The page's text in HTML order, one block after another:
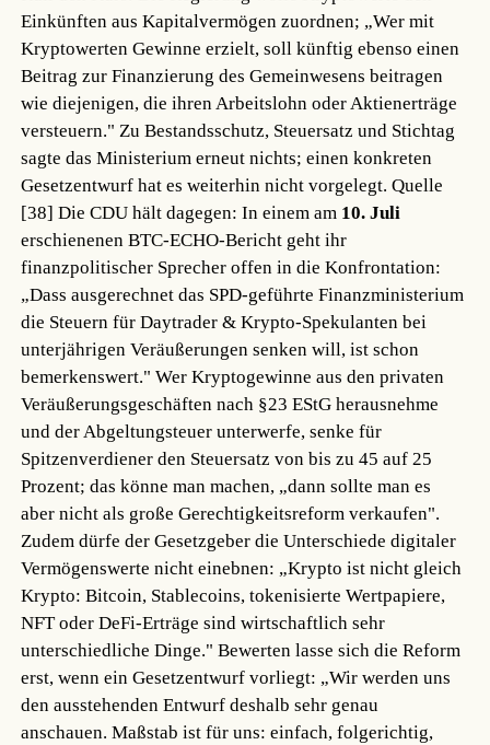
Einkünften aus Kapitalvermögen zuordnen; „Wer mit
Kryptowerten Gewinne erzielt, soll künftig ebenso einen
Beitrag zur Finanzierung des Gemeinwesens beitragen
wie diejenigen, die ihren Arbeitslohn oder Aktienerträge
versteuern." Zu Bestandsschutz, Steuersatz und Stichtag
sagte das Ministerium erneut nichts; einen konkreten
Gesetzentwurf hat es weiterhin nicht vorgelegt.Quelle
[38] Die CDU hält dagegen: In einem am 10. Juli
erschienenen BTC-ECHO-Bericht geht ihr
finanzpolitischer Sprecher offen in die Konfrontation:
„Dass ausgerechnet das SPD-geführte Finanzministerium
die Steuern für Daytrader & Krypto-Spekulanten bei
unterjährigen Veräußerungen senken will, ist schon
bemerkenswert." Wer Kryptogewinne aus den privaten
Veräußerungsgeschäften nach §23 EStG herausnehme
und der Abgeltungsteuer unterwerfe, senke für
Spitzenverdiener den Steuersatz von bis zu 45 auf 25
Prozent; das könne man machen, „dann sollte man es
aber nicht als große Gerechtigkeitsreform verkaufen".
Zudem dürfe der Gesetzgeber die Unterschiede digitaler
Vermögenswerte nicht einebnen: „Krypto ist nicht gleich
Krypto: Bitcoin, Stablecoins, tokenisierte Wertpapiere,
NFT oder DeFi-Erträge sind wirtschaftlich sehr
unterschiedliche Dinge." Bewerten lasse sich die Reform
erst, wenn ein Gesetzentwurf vorliegt: „Wir werden uns
den ausstehenden Entwurf deshalb sehr genau
anschauen. Maßstab ist für uns: einfach, folgerichtig,